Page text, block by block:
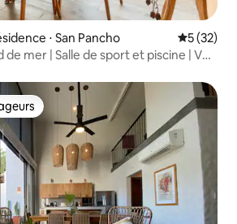
⋅ San Pancho
5 (32)
de mer | Salle de sport et piscine | Vue